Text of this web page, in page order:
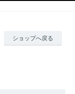
ショップへ戻る